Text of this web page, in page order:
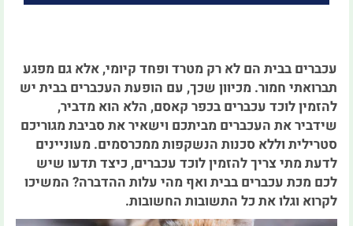
עכברים בבית הם לא רק מטרד ופחד קיומי, אלא גם מפגע
תברואתי חמור. מכיוון שכך, עם הופעת העכברים בבית יש
להזמין לוכד עכברים בכפר קאסם, הלא הוא מדביר,
שידביר את העכברים מביתכם וישאיר את סביבת מגוריכם
סטרילית וללא סכנות הנשקפות ממכרסמים. מעוניינים
לדעת מתי צריך להזמין לוכד עכברים, כיצד תדעו שיש
לכם מכת עכברים בבית ואף מהי עלות ההדברה? המשיכו
לקרוא וגלו את כל התשובות החשובות.